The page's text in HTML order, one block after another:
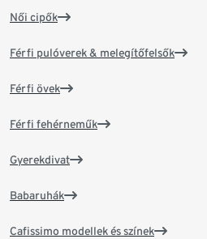
Női cipők
Férfi pulóverek & melegítőfelsők
Férfi övek
Férfi fehérneműk
Gyerekdivat
Babaruhák
Cafissimo modellek és színek